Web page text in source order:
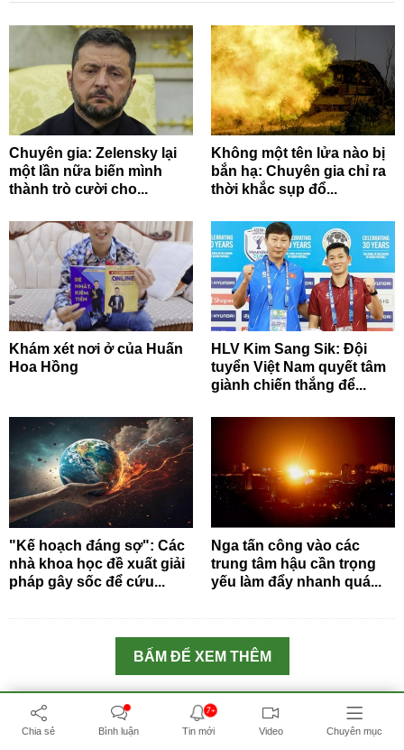
Chuyên gia: Zelensky lại
một lần nữa biến mình
thành trò cười cho...
Không một tên lửa nào bị
bắn hạ: Chuyên gia chỉ ra
thời khắc sụp đổ...
Khám xét nơi ở của Huấn
Hoa Hồng
HLV Kim Sang Sik: Đội
tuyển Việt Nam quyết tâm
giành chiến thắng để...
"Kế hoạch đáng sợ": Các
nhà khoa học đề xuất giải
pháp gây sốc để cứu...
Nga tấn công vào các
trung tâm hậu cần trọng
yếu làm đẩy nhanh quá...
BẤM ĐỂ XEM THÊM
СМИ сетевое издание «Baonga.com»
Chia sẻ Bình luận
7+
Tin mới Video Chuyên mục